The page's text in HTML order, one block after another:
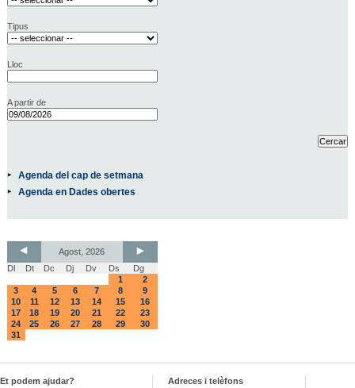
Tipus
Lloc
A partir de
Agenda del cap de setmana
Agenda en Dades obertes
Agost, 2026
Dl
Dt Dc Dj Dv Ds
Dg
1
2
3
4 5 6 7 8
9
10
11 12 13 14 15
16
17
18 19 20 21 22
23
24
25 26 27 28 29
30
31
Et podem ajudar?
Adreces i telèfons